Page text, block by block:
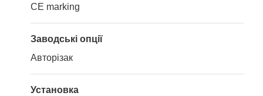
CE marking
Заводські опції
Авторізак
Установка